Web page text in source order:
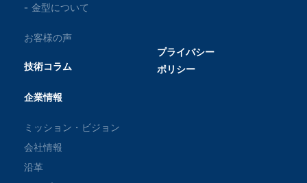
金型について
お客様の声
技術コラム
企業情報
ミッション・ビジョン
会社情報
沿革
プライバシー
ポリシー